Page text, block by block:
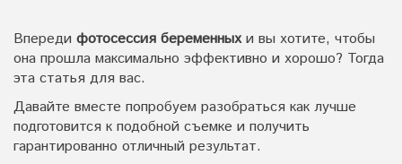
Впереди фотосессия беременныхи вы хотите, чтобы
она прошла максимально эффективно и хорошо? Тогда
эта статья для вас.
Давайте вместе попробуем разобраться как лучше
подготовится к подобной съемке и получить
гарантированно отличный результат.